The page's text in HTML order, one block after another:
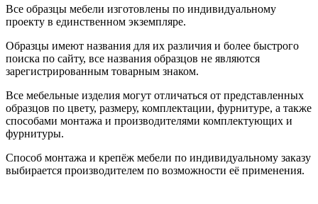
Все образцы мебели изготовлены по индивидуальному
проекту в единственном экземпляре.
Образцы имеют названия для их различия и более быстрого
поиска по сайту, все названия образцов не являются
зарегистрированным товарным знаком.
Все мебельные изделия могут отличаться от представленных
образцов по цвету, размеру, комплектации, фурнитуре, а также
способами монтажа и производителями комплектующих и
фурнитуры.
Способ монтажа и крепёж мебели по индивидуальному заказу
выбирается производителем по возможности её применения.